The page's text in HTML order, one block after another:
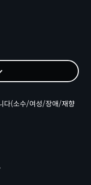
다(소수/여성/장애/재향